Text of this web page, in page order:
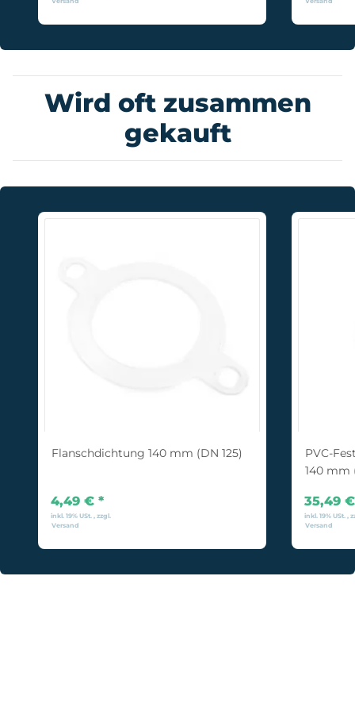
Wird oft zusammen
gekauft
Flanschdichtung 140 mm (DN 125)
4,49 € *
inkl. 19% USt. , zzgl.
Versand
PVC-
140 mm
35,49
inkl. 19% USt. ,
Versand